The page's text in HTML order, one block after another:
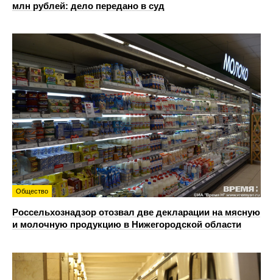
млн рублей: дело передано в суд
Общество
Россельхознадзор отозвал две декларации на мясную
и молочную продукцию в Нижегородской области